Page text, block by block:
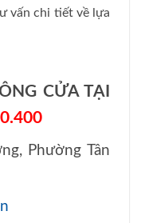
vấn chi tiết về lựa
CỬA TẠI
Phường Tân